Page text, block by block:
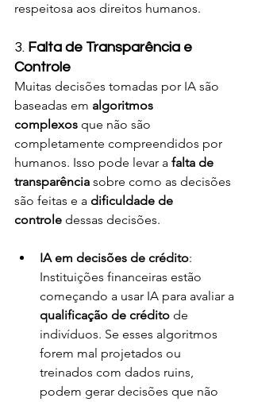
respeitosa aos direitos humanos.
3. Falta de Transparência e
Controle
Muitas decisões tomadas por IA são
baseadas em algoritmos
complexos que não são
completamente compreendidos por
humanos. Isso pode levar a falta de
transparência sobre como as decisões
são feitas e a dificuldade de
controle dessas decisões.
IA em decisões de crédito:
Instituições financeiras estão
começando a usar IA para avaliar a
qualificação de crédito de
indivíduos. Se esses algoritmos
forem mal projetados ou
treinados com dados ruins,
podem gerar decisões que não